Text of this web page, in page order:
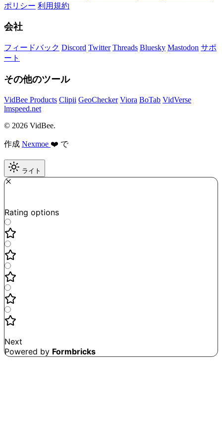
ポリシー 利用規約
会社
フィードバック Discord Twitter Threads Bluesky Mastodon サポ
ート
その他のツール
VidBee Products Clipii GeoChecker Viora BoTab VidVerse
lmspeed.net
© 2026 VidBee.
作成 Nexmoe ❤️ で
ライト
Rating options
Next
Powered by Formbricks